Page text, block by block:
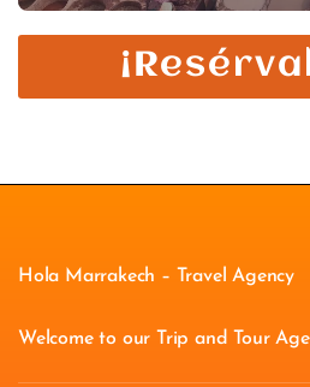
Hola Marrakech – Travel Agency
Welcome to our Trip and Tour